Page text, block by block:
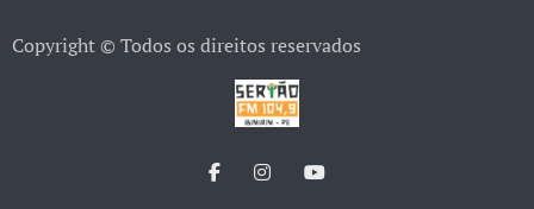
Copyright © Todos os direitos reservados